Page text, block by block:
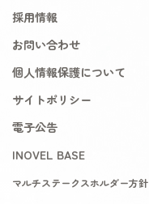
採用情報
お問い合わせ
個人情報保護について
サイトポリシー
電子公告
INOVEL BASE
マルチステークスホルダー方針